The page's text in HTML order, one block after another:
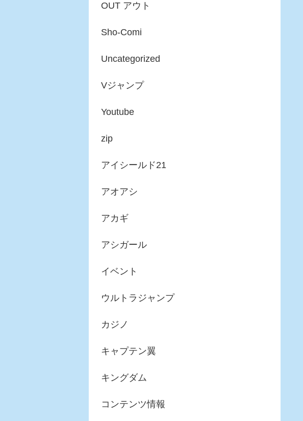
OUT アウト
Sho-Comi
Uncategorized
Vジャンプ
Youtube
zip
アイシールド21
アオアシ
アカギ
アシガール
イベント
ウルトラジャンプ
カジノ
キャプテン翼
キングダム
コンテンツ情報